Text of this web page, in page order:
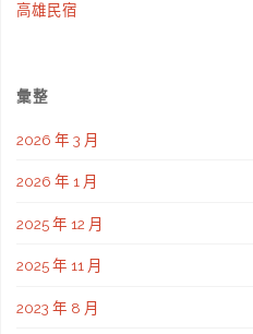
高雄民宿
彙整
2026 年 3 月
2026 年 1 月
2025 年 12 月
2025 年 11 月
2023 年 8 月